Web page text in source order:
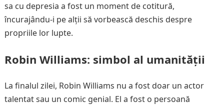
sa cu depresia a fost un moment de cotitură,
încurajându-i pe alții să vorbească deschis despre
propriile lor lupte.
Robin Williams: simbol al umanității
La finalul zilei, Robin Williams nu a fost doar un actor
talentat sau un comic genial. El a fost o persoană